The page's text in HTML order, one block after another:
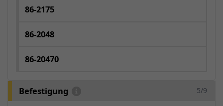
86-2175
86-2048
86-20470
Befestigung 5/9